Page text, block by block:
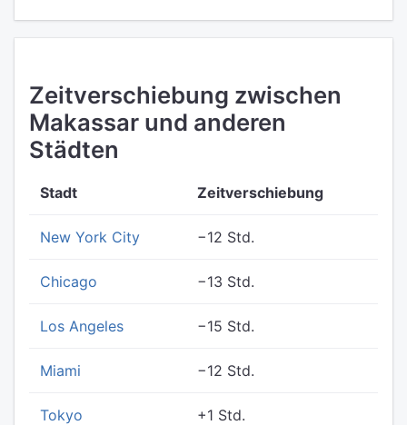
Zeitverschiebung zwischen
Makassar und anderen
Städten
Stadt Zeitverschiebung
New York City −12 Std.
Chicago −13 Std.
Los Angeles −15 Std.
Miami −12 Std.
Tokyo +1 Std.